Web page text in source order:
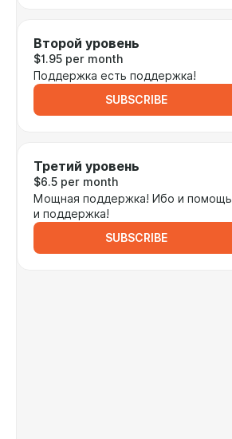
Второй уровень
$1.95 per month
Поддержка есть поддержка!
SUBSCRIBE
Третий уровень
$6.5 per month
Мощная поддержка! Ибо и помощь,
и поддержка!
SUBSCRIBE